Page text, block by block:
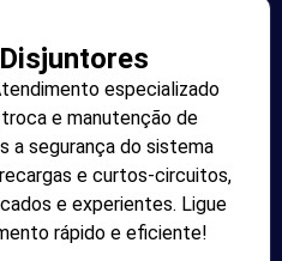
especializado
e manutenção de
a segurança do sistema
e curtos-circuitos,
e experientes. Ligue
rápido e eficiente!